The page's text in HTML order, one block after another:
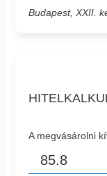
Budapest, XXII.
A megvásárolni